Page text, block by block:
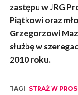
zastępu w JRG
Piątkowi oraz
Grzegorzowi
służbę w
2010 roku.
TAGI: STRAŻ W